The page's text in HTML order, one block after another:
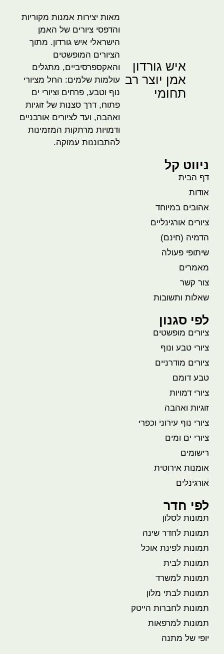
איש גורדון
אמן יוצר רב
תחומי
מאות יצירות אמנות מקוריות
והדפסי ציורים של האמן
הישראלי איש גורדון. מתוך
הציורים המופשטים
והאקספרסיביים, מתגלים
עולמות שלמים: החל מציורי
נוף וטבע, פרחים וציורי ים
פתוח, דרך סצנות של זוגיות
ואהבה, ועד לציורים אורבניים
ודמויות מרתקות המזמינות
להתבוננות עמוקה.
ניווט קל
דף הבית
אודות
אהובים במיוחד
ציורים אורגינליים
הדמיה (חינם)
שיתופי פעולה
מאמרים
צור קשר
שאלות ותשובות
לפי סגנון
ציורים מופשטים
ציורי טבע ונוף
ציורים מודרניים
טבע דומם
ציורי דמויות
זוגיות ואהבה
ציורי נוף עירוני וכפרי
ציורי ים ומים
רישומים
אומנות אירוטית
אורגינלים
לפי חדר
תמונות לסלון
תמונות לחדר שינה
תמונות לפינת אוכל
תמונות לבית
תמונות למשרד
תמונות לבתי מלון
תמונות לחברות הייטק
תמונות למרפאות
יופי של מתנה